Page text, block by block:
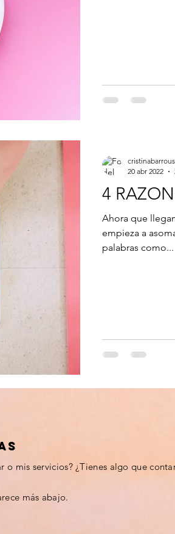
4
Ahora que
empieza a
palabras como...
cristinabarrous
20 abr 2022
mis servicios? ¿Tienes algo que
más abajo.